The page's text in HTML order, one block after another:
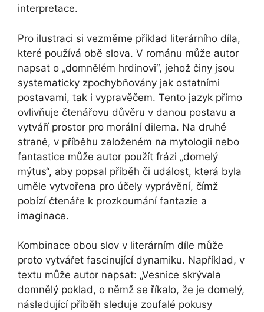
interpretace.
Pro ilustraci si vezměme příklad literárního díla,
které používá obě slova. V románu může autor
napsat o „domnělém hrdinovi“, jehož činy jsou
systematicky zpochybňovány jak ostatními
postavami, tak i vypravěčem. Tento jazyk přímo
ovlivňuje čtenářovu důvěru v danou postavu a
vytváří prostor pro morální dilema. Na druhé
straně, v příběhu založeném na mytologii nebo
fantastice může autor použít frázi „domelý
mýtus“, aby popsal příběh či událost, která byla
uměle vytvořena pro účely vyprávění, čímž
pobízí čtenáře k prozkoumání fantazie a
imaginace.
Kombinace obou slov v literárním díle může
proto vytvářet fascinující dynamiku. Například, v
textu může autor napsat: „Vesnice skrývala
domnělý poklad, o němž se říkalo, že je domelý,
následující příběh sleduje zoufalé pokusy